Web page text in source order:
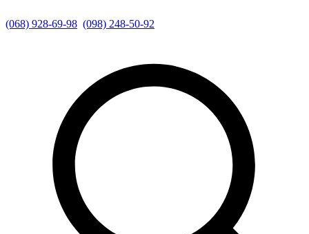
(068) 928-69-98 (098) 248-50-92